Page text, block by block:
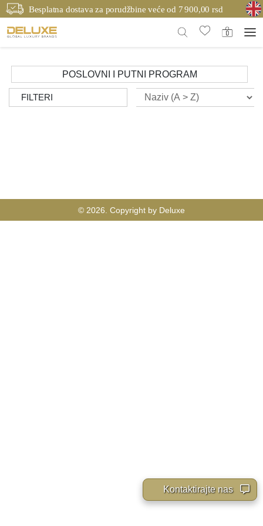
Besplatna dostava za porudžbine veće od 7 900,00 rsd
POSLOVNI I PUTNI PROGRAM
FILTERI
© 2026. Copyright by Deluxe
Kontaktirajte nas